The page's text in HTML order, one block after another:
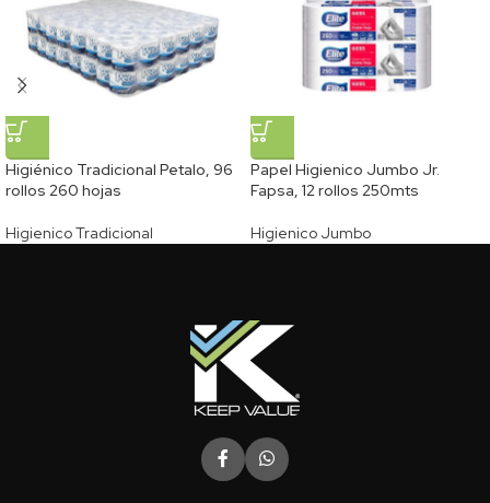
Higiénico Tradicional Petalo, 96
rollos 260 hojas
Higienico Tradicional
Papel Higienico Jumbo Jr.
Fapsa, 12 rollos 250mts
Higienico Jumbo